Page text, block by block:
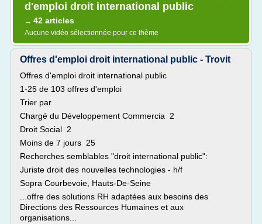
d'emploi droit international public
→ 42 articles
Aucune vidéo sélectionnée pour ce thème
Offres d'emploi droit international public - Trovit
Offres d'emploi droit international public
1-25 de 103 offres d'emploi
Trier par
Chargé du Développement Commercia 2
Droit Social 2
Moins de 7 jours 25
Recherches semblables "droit international public":
Juriste droit des nouvelles technologies - h/f
Sopra Courbevoie, Hauts-De-Seine
...offre des solutions RH adaptées aux besoins des
Directions des Ressources Humaines et aux
organisations...